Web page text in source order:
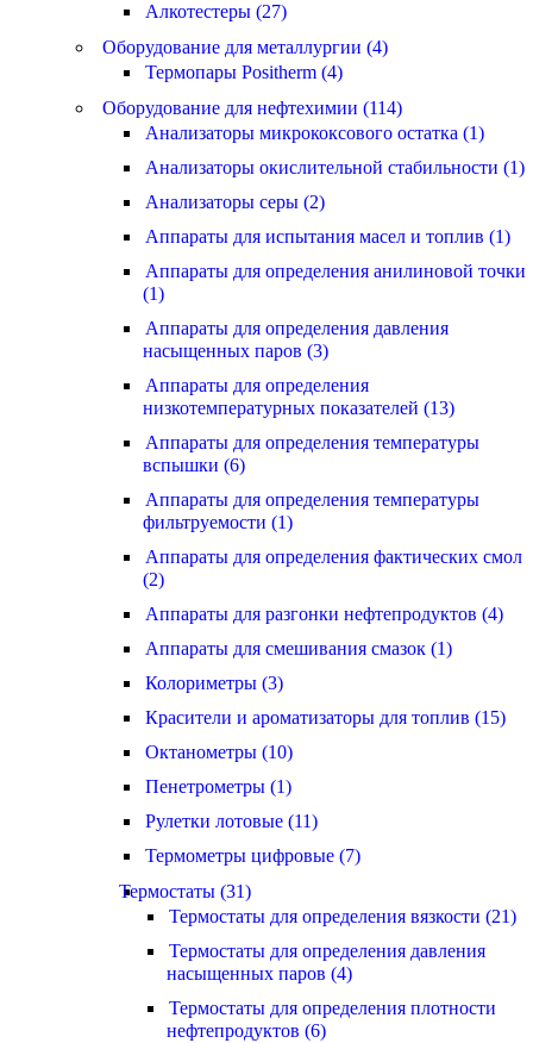
Алкотестеры (27)
Оборудование для металлургии (4)
Термопары Positherm (4)
Оборудование для нефтехимии (114)
Анализаторы микрококсового остатка (1)
Анализаторы окислительной стабильности (1)
Анализаторы серы (2)
Аппараты для испытания масел и топлив (1)
Аппараты для определения анилиновой точки
(1)
Аппараты для определения давления
насыщенных паров (3)
Аппараты для определения
низкотемпературных показателей (13)
Аппараты для определения температуры
вспышки (6)
Аппараты для определения температуры
фильтруемости (1)
Аппараты для определения фактических смол
(2)
Аппараты для разгонки нефтепродуктов (4)
Аппараты для смешивания смазок (1)
Колориметры (3)
Красители и ароматизаторы для топлив (15)
Октанометры (10)
Пенетрометры (1)
Рулетки лотовые (11)
Термометры цифровые (7)
Термостаты (31)
Термостаты для определения вязкости (21)
Термостаты для определения давления
насыщенных паров (4)
Термостаты для определения плотности
нефтепродуктов (6)